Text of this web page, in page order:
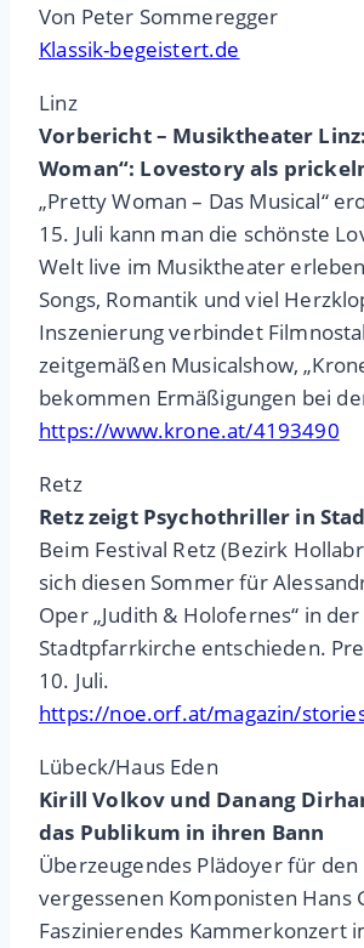
Von Peter Sommeregger
Klassik-begeistert.de
Linz
Vorbericht – Musiktheater
Woman“: Lovestory als
„Pretty Woman – Das Musical“
15. Juli kann man die schönste
Welt live im Musiktheater
Songs, Romantik und viel
Inszenierung verbindet
zeitgemäßen Musicalshow,
bekommen Ermäßigungen bei
https://www.krone.at/4193490
Retz
Retz zeigt Psychothriller in
Beim Festival Retz (Bezirk
sich diesen Sommer für
Oper „Judith & Holofernes“ in der
Stadtpfarrkirche entschieden.
10. Juli.
https://noe.orf.at/magazin/
Lübeck/Haus Eden
Kirill Volkov und Danang
das Publikum in ihren Bann
Überzeugendes Plädoyer für
vergessenen Komponisten Hans
Faszinierendes Kammerkonzert